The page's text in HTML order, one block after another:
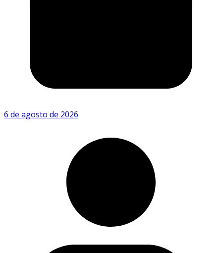
6 de agosto de 2026